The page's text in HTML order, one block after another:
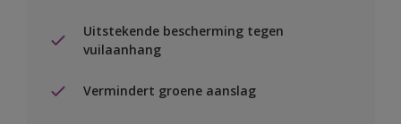
Uitstekende bescherming tegen
vuilaanhang
Vermindert groene aanslag